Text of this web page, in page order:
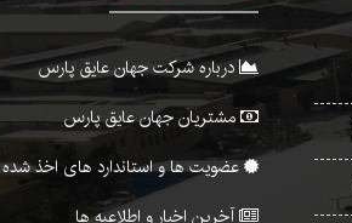
درباره شرکت جهان عایق پارس
مشتریان جهان عایق پارس
عضویت ها و استاندارد های اخذ شده
آخرین اخبار و اطلاعیه ها